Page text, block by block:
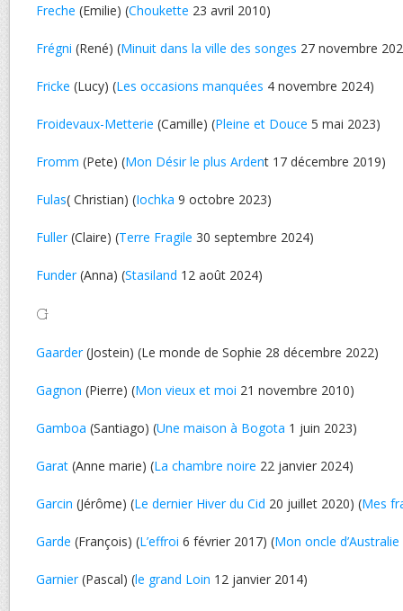
Freche (Emilie) (Choukette 23 avril 2010)
Frégni (René) (Minuit dans la ville des songes 27 novembre
Fricke (Lucy) (Les occasions manquées 4 novembre 2024)
Froidevaux-Metterie (Camille) (Pleine et Douce 5 mai 2023)
Fromm (Pete) (Mon Désir le plus Ardent 17 décembre 2019)
Fulas( Christian) (Iochka 9 octobre 2023)
Fuller(Claire) (Terre Fragile 30 septembre 2024)
Funder(Anna) (Stasiland 12 août 2024)
G
Gaarder(Jostein) (Le monde de Sophie 28 décembre 2022)
Gagnon (Pierre) (Mon vieux et moi 21 novembre 2010)
Gamboa (Santiago) (Une maison à Bogota 1 juin 2023)
Garat (Anne marie) (La chambre noire 22 janvier 2024)
Garcin (Jérôme) (Le dernier Hiver du Cid 20 juillet 2020) (Mes
Garde (François) (L’effroi 6 février 2017) (Mon oncle d’Australie
Garnier(Pascal) (le grand Loin 12 janvier 2014)